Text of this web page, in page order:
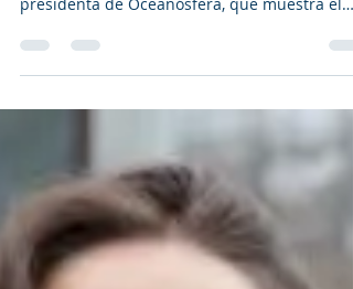
océano en Pichilemu: Conoce
aquí las actividades
visual junto a Carolina J. Zagal, fundadora y
presidenta de Oceanósfera, que muestra el
valor del océano y su conexión con las
comunidades, destacando la importancia de
educación y la comunicación para la
conservación marina, a partir de la
de la fundación.